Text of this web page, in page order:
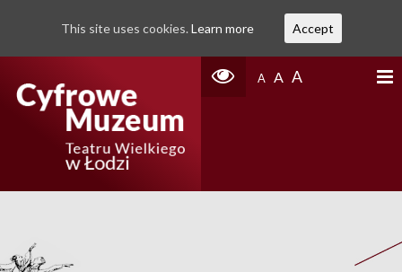
A A A
This site uses cookies. Learn more Accept